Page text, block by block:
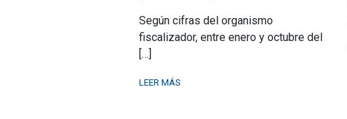
Según cifras del organismo
fiscalizador, entre enero y octubre del
[…]
LEER MÁS